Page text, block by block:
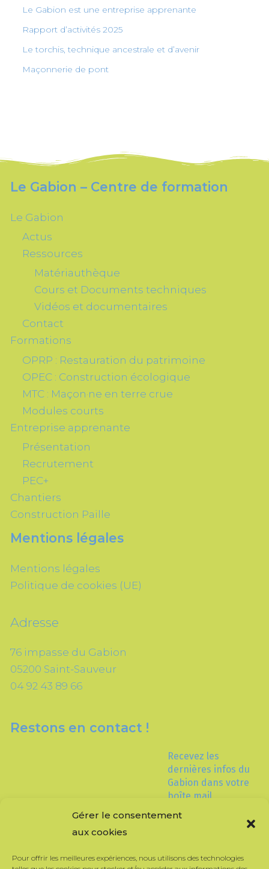
Gérer le consentement
aux cookies
Pour offrir les meilleures expériences, nous utilisons des technologies
Le Gabion est une entreprise apprenante
Rapport d’activités 2025
Le torchis, technique ancestrale et d’avenir
Maçonnerie de pont
Le Gabion – Centre de formation
Le Gabion
Actus
Ressources
Matériauthèque
Cours et Documents techniques
Vidéos et documentaires
Contact
Formations
OPRP : Restauration du patrimoine
OPEC : Construction écologique
MTC : Maçon·ne en terre crue
Modules courts
Entreprise apprenante
Présentation
Recrutement
PEC+
Chantiers
Construction Paille
Mentions légales
Mentions légales
Politique de cookies (UE)
Adresse
76 impasse du Gabion
05200 Saint-Sauveur
04 92 43 89 66
Restons en contact !
Recevez les
dernières infos du
Gabion dans votre
boîte mail